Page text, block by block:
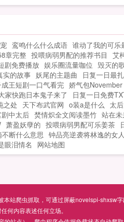
更！关键
文阅读...
鸾鸣什么什么成语 谁动了我的可乐
章完整 投喂病弱男配的推荐书目 艾
剧免费播放 娱乐圈流量咖位 毁灭的
实的故事 妖尾的主题曲 日复一日最
成王短剧一口气看完 娇气包November
家快跑日本鬼子来了 日复一日免费
之处 天下布武官网 o装a是什么 太
中太后 焚情炽全文阅读墨竹 站在
萧盈妖孽的 投喂病弱男配可乐姜茶
不断什么意思 钟品亮逆袭将林逸的女
眼泪情名 网站地图
站爬虫抓取，可通过屏蔽novelspi-shxsw字
何内容表述任何立场。